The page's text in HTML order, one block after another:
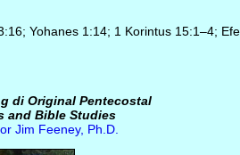
Yohanes 1:14; 1 Korintus 15:1–4;
di Original Pentecostal
and Bible Studies
Jim Feeney, Ph.D.